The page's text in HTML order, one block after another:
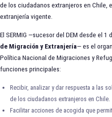
de los ciudadanos extranjeros en Chile,
extranjería vigente.
El SERMIG —sucesor del DEM desde el
de Migración y Extranjería— es el
Política Nacional de Migraciones y
funciones principales:
Recibir, analizar y dar respuesta a las
de los ciudadanos extranjeros en Chile.
Facilitar acciones de acogida que